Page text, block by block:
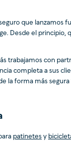
que lanzamos
Desde el principio,
trabajamos con
completa a sus
la forma más segura
patinetes y